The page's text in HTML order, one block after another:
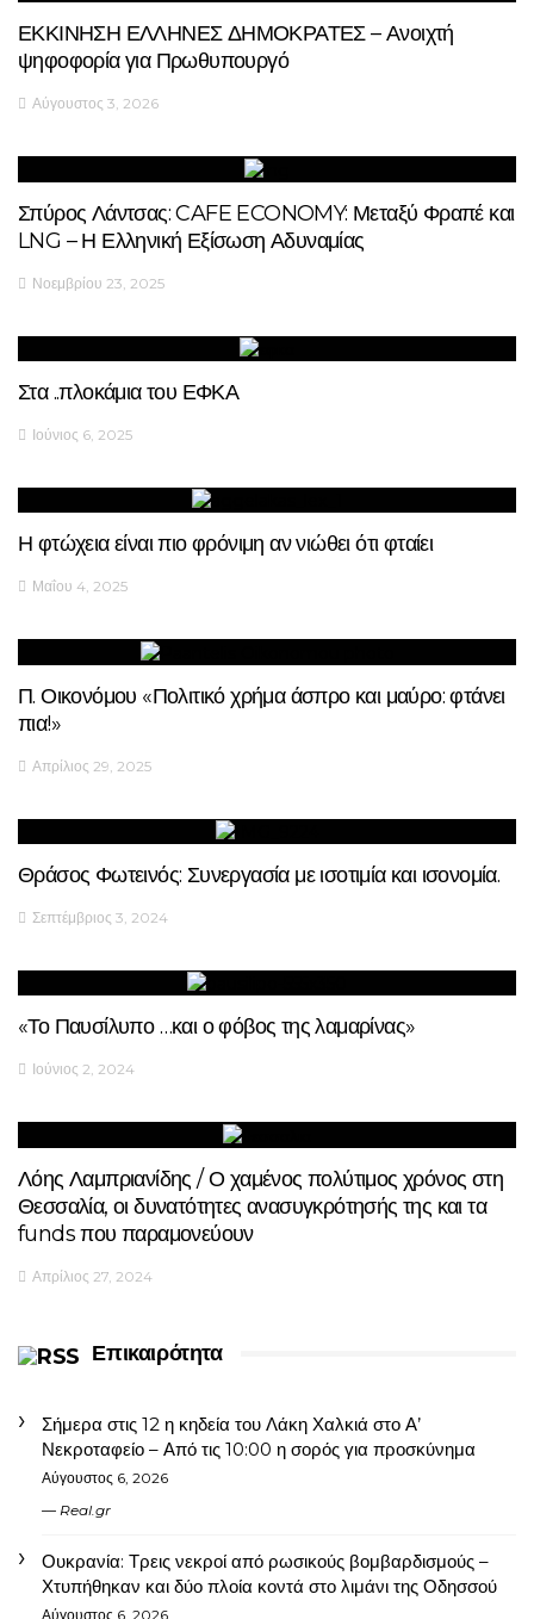
ΕΚΚΙΝΗΣΗ ΕΛΛΗΝΕΣ ΔΗΜΟΚΡΑΤΕΣ – Ανοιχτή
ψηφοφορία για Πρωθυπουργό
Αύγουστος 3, 2026
Σπύρος Λάντσας: CAFE ECONOMY: Μεταξύ Φραπέ και
LNG – Η Ελληνική Εξίσωση Αδυναμίας
Νοεμβρίου 23, 2025
Στα ..πλοκάμια του ΕΦΚΑ
Ιούνιος 6, 2025
Η φτώχεια είναι πιο φρόνιμη αν νιώθει ότι φταίει
Μαΐου 4, 2025
Π. Οικονόμου «Πολιτικό χρήμα άσπρο και μαύρο: φτάνει
πια!»
Απρίλιος 29, 2025
Θράσος Φωτεινός: Συνεργασία με ισοτιμία και ισονομία.
Σεπτέμβριος 3, 2024
«Το Παυσίλυπο …και ο φόβος της λαμαρίνας»
Ιούνιος 2, 2024
Λόης Λαμπριανίδης / Ο χαμένος πολύτιμος χρόνος στη
Θεσσαλία, οι δυνατότητες ανασυγκρότησής της και τα
funds που παραμονεύουν
Απρίλιος 27, 2024
Επικαιρότητα
Σήμερα στις 12 η κηδεία του Λάκη Χαλκιά στο Α’
Νεκροταφείο – Από τις 10:00 η σορός για προσκύνημα
Αύγουστος 6, 2026
Real.gr
Ουκρανία: Τρεις νεκροί από ρωσικούς βομβαρδισμούς –
Χτυπήθηκαν και δύο πλοία κοντά στο λιμάνι της Οδησσού
Αύγουστος 6, 2026